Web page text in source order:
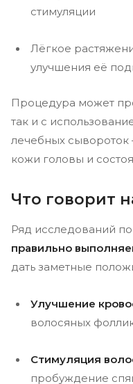
стимуляции
Лёгкое
улучшения её
Процедура может
так и с
лечебных сывороток
кожи головы и
Что говорит
Ряд исследований
правильно
дать заметные
Улучшение
волосяных
Стимуляция
пробуждение